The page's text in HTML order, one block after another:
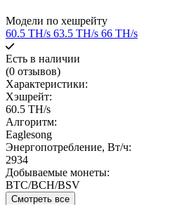
Модели по хешрейту
60.5 TH/s 63.5 TH/s 66 TH/s
Есть в наличии
(0 отзывов)
Характеристики:
Хэшрейт:
60.5 TH/s
Алгоритм:
Eaglesong
Энергопотребление, Вт/ч:
2934
Добываемые монеты:
BTC/BCH/BSV
Смотреть все